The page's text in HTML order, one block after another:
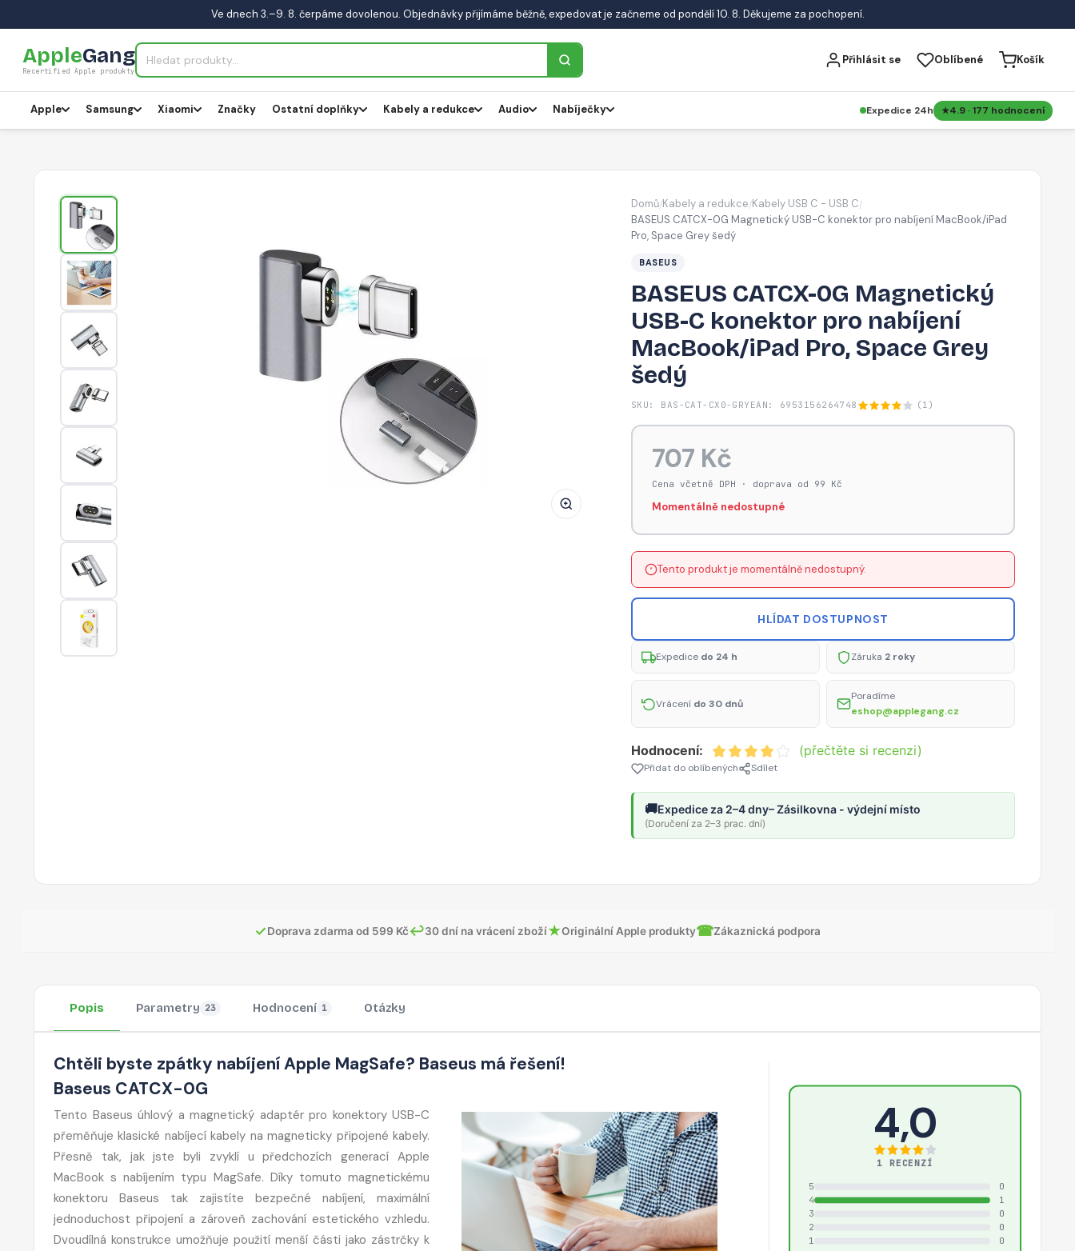
Ve dnech 3.–9. 8. čerpáme dovolenou. Objednávky přijímáme běžně, expedovat je začneme od pondělí 10. 8. Děkujeme za pochopení.
AppleGang
Recertified Apple produkty
Přihlásit se Oblíbené Košík
Apple Samsung Xiaomi Značky Ostatní doplňky Kabely a redukce Audio Nabíječky Expedice 24h 4.9 · 177 hodnocení
BASEUS
CATCX-
Magnetický
C
Domů/Kabely a redukce/Kabely USB C - USB C/
BASEUS CATCX-0G Magnetický USB-C konektor pro nabíjení MacBook/iPad
Pro, Space Grey šedý
BASEUS
BASEUS CATCX-0G Magnetický
USB-C konektor pro nabíjení
MacBook/iPad Pro, Space Grey
šedý
SKU: BAS-CAT-CX0-GRY EAN: 6953156264748 (1)
707 Kč
Cena včetně DPH · doprava od 99 Kč
Momentálně nedostupné
Tento produkt je momentálně nedostupný.
HLÍDAT DOSTUPNOST
Expedice do 24 h Záruka 2 roky
Vrácení do 30 dnů
Poradíme
eshop@applegang.cz
Hodnocení: (přečtěte si recenzi)
Přidat do oblíbených Sdílet
🚚Expedice za 2–4 dny– Zásilkovna - výdejní místo
(Doručení za 2–3 prac. dní)
✓Doprava zdarma od 599 Kč↩30 dní na vrácení zboží★Originální Apple produkty☎Zákaznická podpora
Popis Parametry 23 Hodnocení 1 Otázky
Chtěli byste zpátky nabíjení Apple MagSafe? Baseus má řešení!
Baseus CATCX-0G
Tento Baseus úhlový a magnetický adaptér pro konektory USB-C
přeměňuje klasické nabíjecí kabely na magneticky připojené kabely.
Přesně tak, jak jste byli zvyklí u předchozích generací Apple
MacBook s nabíjením typu MagSafe. Díky tomuto magnetickému
konektoru Baseus tak zajistíte bezpečné nabíjení, maximální
jednoduchost připojení a zároveň zachování estetického vzhledu.
Dvoudílná konstrukce umožňuje použití menší části jako zástrčky k
4,0
1 RECENZÍ
5
0
4
1
3
0
2
0
1
0